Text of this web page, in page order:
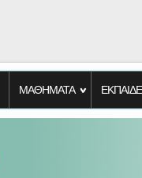
ΜΑΘΗΜΑΤΑ